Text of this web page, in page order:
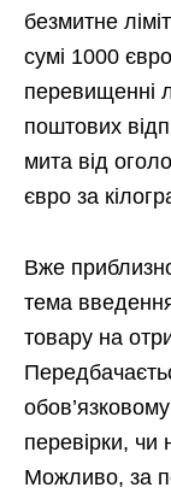
безмитне
сумі 1000
перевищенні
поштових
мита від
євро за
Вже
тема
товару на
перевірки, чи
Можливо, за